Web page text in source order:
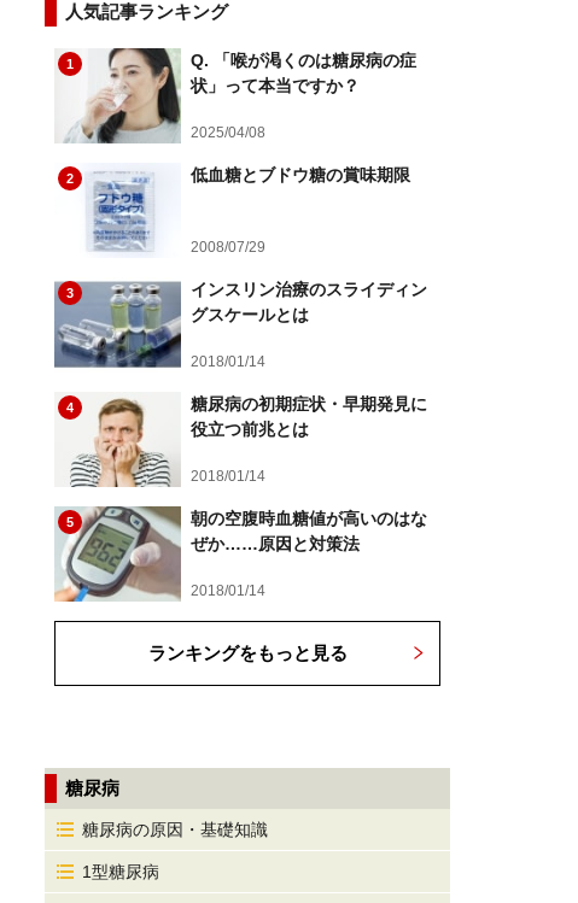
人気記事ランキング
1
Q. 「喉が渇くのは糖尿病の症
状」って本当ですか？
2025/04/08
2 低血糖とブドウ糖の賞味期限
2008/07/29
3
インスリン治療のスライディン
グスケールとは
2018/01/14
4
糖尿病の初期症状・早期発見に
役立つ前兆とは
2018/01/14
5
朝の空腹時血糖値が高いのはな
ぜか……原因と対策法
2018/01/14
ランキングをもっと見る
糖尿病
糖尿病の原因・基礎知識
1型糖尿病